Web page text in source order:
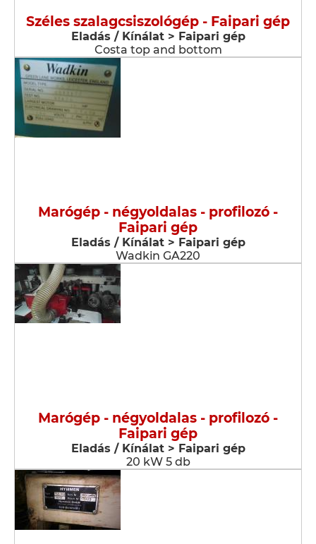
Széles szalagcsiszológép - Faipari gép
Eladás / Kínálat > Faipari gép
Costa top and bottom
Marógép - négyoldalas - profilozó -
Faipari gép
Eladás / Kínálat > Faipari gép
Wadkin GA220
Marógép - négyoldalas - profilozó -
Faipari gép
Eladás / Kínálat > Faipari gép
20 kW 5 db